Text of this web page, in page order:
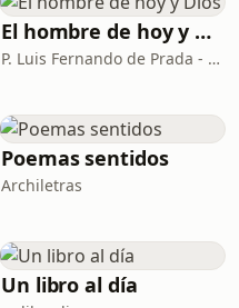
El hombre de hoy y Dios
P. Luis Fernando de Prada - Radio María ESP
Poemas sentidos
Archiletras
Un libro al día